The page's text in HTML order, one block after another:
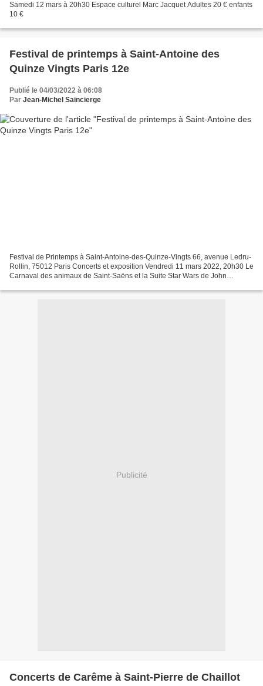
Samedi 12 mars à 20h30 Espace culturel Marc Jacquet Adultes 20 € enfants
10 €
Festival de printemps à Saint-Antoine des
Quinze Vingts Paris 12e
Publié le 04/03/2022 à 06:08
Par Jean-Michel Saincierge
Festival de Printemps à Saint-Antoine-des-Quinze-Vingts 66, avenue Ledru-
Rollin, 75012 Paris Concerts et exposition Vendredi 11 mars 2022, 20h30 Le
Carnaval des animaux de Saint-Saëns et la Suite Star Wars de John
Publicité
Concerts de Carême à Saint-Pierre de Chaillot